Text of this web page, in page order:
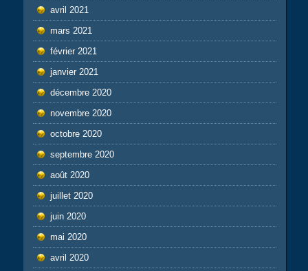
avril 2021
mars 2021
février 2021
janvier 2021
décembre 2020
novembre 2020
octobre 2020
septembre 2020
août 2020
juillet 2020
juin 2020
mai 2020
avril 2020